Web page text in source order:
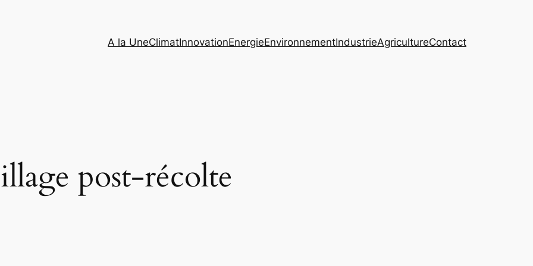
A la UneClimatInnovationEnergieEnvironnementIndustrieAgricultureContact
post-récolte